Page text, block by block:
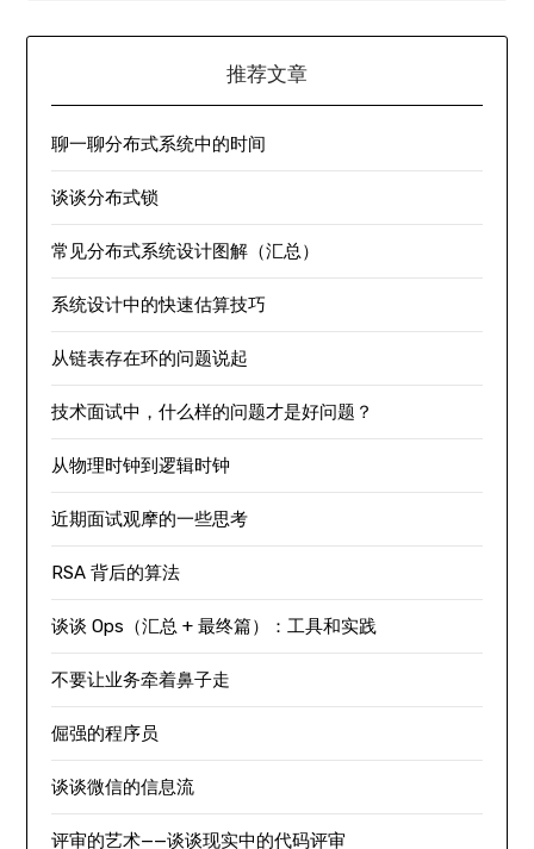
推荐文章
聊一聊分布式系统中的时间
谈谈分布式锁
常见分布式系统设计图解（汇总）
系统设计中的快速估算技巧
从链表存在环的问题说起
技术面试中，什么样的问题才是好问题？
从物理时钟到逻辑时钟
近期面试观摩的一些思考
RSA 背后的算法
谈谈 Ops（汇总 + 最终篇）：工具和实践
不要让业务牵着鼻子走
倔强的程序员
谈谈微信的信息流
评审的艺术——谈谈现实中的代码评审